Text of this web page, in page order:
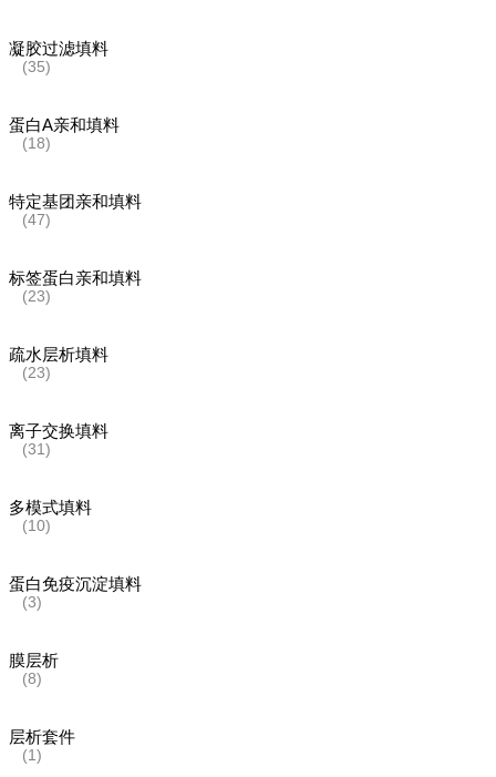
凝胶过滤填料
(35)
蛋白A亲和填料
(18)
特定基团亲和填料
(47)
标签蛋白亲和填料
(23)
疏水层析填料
(23)
离子交换填料
(31)
多模式填料
(10)
蛋白免疫沉淀填料
(3)
膜层析
(8)
层析套件
(1)